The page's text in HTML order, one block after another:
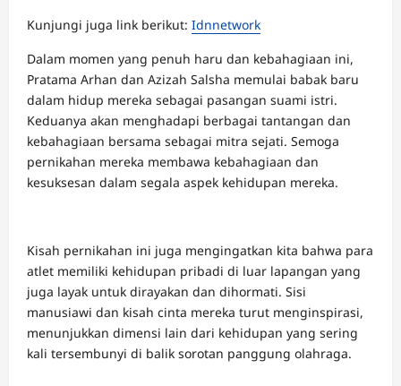
Kunjungi juga link berikut: Idnnetwork
Dalam momen yang penuh haru dan kebahagiaan ini,
Pratama Arhan dan Azizah Salsha memulai babak baru
dalam hidup mereka sebagai pasangan suami istri.
Keduanya akan menghadapi berbagai tantangan dan
kebahagiaan bersama sebagai mitra sejati. Semoga
pernikahan mereka membawa kebahagiaan dan
kesuksesan dalam segala aspek kehidupan mereka.
Kisah pernikahan ini juga mengingatkan kita bahwa para
atlet memiliki kehidupan pribadi di luar lapangan yang
juga layak untuk dirayakan dan dihormati. Sisi
manusiawi dan kisah cinta mereka turut menginspirasi,
menunjukkan dimensi lain dari kehidupan yang sering
kali tersembunyi di balik sorotan panggung olahraga.